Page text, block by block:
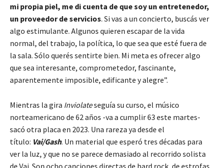
mi propia piel, me di cuenta de que soy un entretenedor,
un proveedor de servicios. Si vas a un concierto, buscás ver
algo estimulante. Algunos quieren escapar de la vida
normal, del trabajo, la política, lo que sea que esté fuera de
la sala. Sólo querés sentirte bien. Mi meta es ofrecer algo
que sea interesante, comprometedor, fascinante,
aparentemente imposible, edificante y alegre”.
Mientras la gira Inviolateseguía su curso, el músico
norteamericano de 62 años -va a cumplir 63 este martes-
sacó otra placa en 2023. Una rareza ya desde el
título: Vai/Gash. Un material que esperó tres décadas para
ver la luz, y que no se parece demasiado al recorrido solista